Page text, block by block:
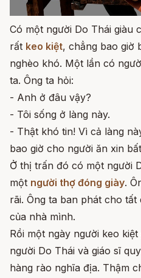
Có một người Do Thái giàu
rất keo kiệt, chẳng bao giờ
nghèo khó. Một lần có
ta. Ông ta hỏi:
- Anh ở đâu vậy?
- Tôi sống ở làng này.
- Thật khó tin! Vì cả làng
bao giờ cho người ăn xin
Ở thị trấn đó có một người
một người thợ đóng giày.
rãi. Ông ta ban phát cho
của nhà mình.
Rồi một ngày người keo
người Do Thái và giáo sĩ
hàng rào nghĩa địa. Thậm